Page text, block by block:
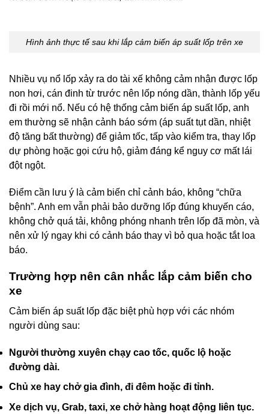
Hình ảnh thực tế sau khi lắp cảm biến áp suất lốp trên xe
Nhiều vụ nổ lốp xảy ra do tài xế không cảm nhận được lốp
non hơi, cán đinh từ trước nên lốp nóng dần, thành lốp yếu
đi rồi mới nổ. Nếu có hệ thống cảm biến áp suất lốp, anh
em thường sẽ nhận cảnh báo sớm (áp suất tụt dần, nhiệt
độ tăng bất thường) để giảm tốc, tấp vào kiểm tra, thay lốp
dự phòng hoặc gọi cứu hộ, giảm đáng kể nguy cơ mất lái
đột ngột.
Điểm cần lưu ý là cảm biến chỉ cảnh báo, không “chữa
bệnh”. Anh em vẫn phải bảo dưỡng lốp đúng khuyến cáo,
không chở quá tải, không phóng nhanh trên lốp đã mòn, và
nên xử lý ngay khi có cảnh báo thay vì bỏ qua hoặc tắt loa
báo.
Trường hợp nên cân nhắc lắp cảm biến cho
xe
Cảm biến áp suất lốp đặc biệt phù hợp với các nhóm
người dùng sau:
Người thường xuyên chạy cao tốc, quốc lộ hoặc
đường dài.
Chủ xe hay chở gia đình, đi đêm hoặc đi tỉnh.
Xe dịch vụ, Grab, taxi, xe chở hàng hoạt động liên tục.